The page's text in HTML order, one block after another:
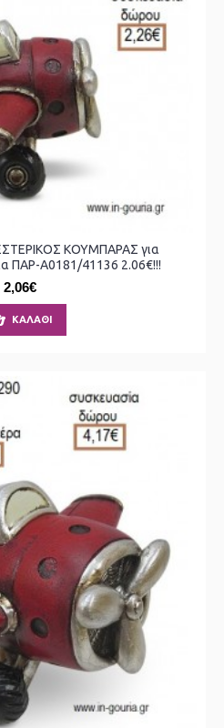
ΚΟΥΜΠΑΡΑΣ για
ΠΑΡ-Α0181/41136 2.06€!!!
2,06€
ΚΑΛΆΘΙ